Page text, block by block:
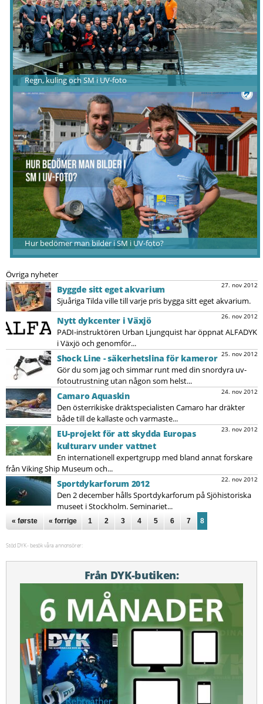
Regn, kuling och SM i UV-foto
Hur bedömer man bilder i SM i UV-foto?
Övriga nyheter
27. nov 2012
Byggde sitt eget akvarium
Sjuåriga Tilda ville till varje pris bygga sitt eget akvarium.
26. nov 2012
Nytt dykcenter i Växjö
PADI-instruktören Urban Ljungquist har öppnat ALFADYK
i Växjö och genomför...
25. nov 2012
Shock Line - säkerhetslina för kameror
Gör du som jag och simmar runt med din snordyra uv-
fotoutrustning utan någon som helst...
24. nov 2012
Camaro Aquaskin
Den österrikiske dräktspecialisten Camaro har dräkter
både till de kallaste och varmaste...
23. nov 2012
EU-projekt för att skydda Europas
kulturarv under vattnet
En internationell expertgrupp med bland annat forskare
från Viking Ship Museum och...
22. nov 2012
Sportdykarforum 2012
Den 2 december hålls Sportdykarforum på Sjöhistoriska
museet i Stockholm. Seminariet...
Sidor
« første « forrige 1 2 3 4 5 6 7 8
Stöd DYK - besök våra annonsörer:
Från DYK-butiken: